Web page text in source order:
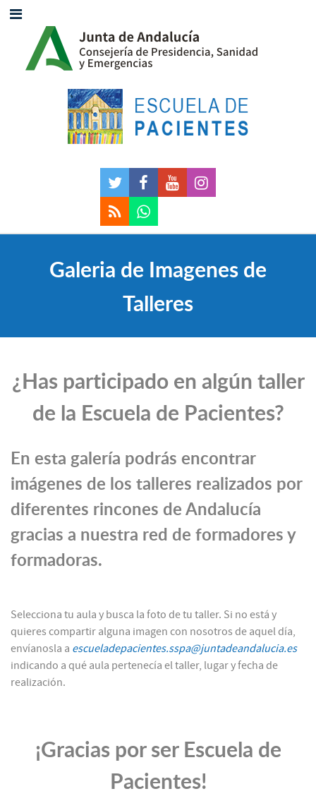
Galeria de Imagenes de
Talleres
¿Has participado en algún taller
de la Escuela de Pacientes?
En esta galería podrás encontrar
imágenes de los talleres realizados por
diferentes rincones de Andalucía
gracias a nuestra red de formadores y
formadoras.
Selecciona tu aula y busca la foto de tu taller. Si no está y
quieres compartir alguna imagen con nosotros de aquel día,
envíanosla a escueladepacientes.sspa@juntadeandalucia.es
indicando a qué aula pertenecía el taller, lugar y fecha de
realización.
¡Gracias por ser Escuela de
Pacientes!